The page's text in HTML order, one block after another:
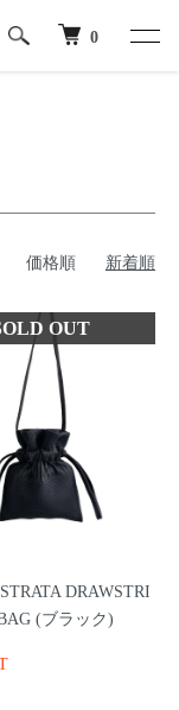
0
価格順 新着順
STRATA DRAWSTRI
(ブラック)